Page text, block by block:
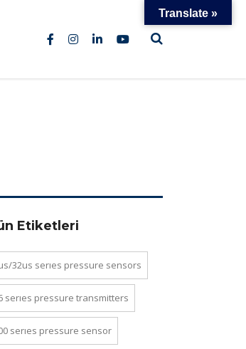
Etiketleri
32us series pressure sensors
series pressure transmi̇tters
series pressure sensor
Translate »